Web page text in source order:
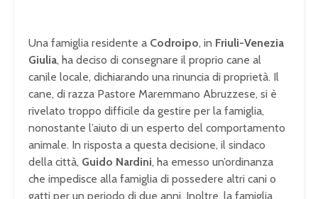
Una famiglia residente a Codroipo, in Friuli-Venezia
Giulia, ha deciso di consegnare il proprio cane al
canile locale, dichiarando una rinuncia di proprietà. Il
cane, di razza Pastore Maremmano Abruzzese, si è
rivelato troppo difficile da gestire per la famiglia,
nonostante l’aiuto di un esperto del comportamento
animale. In risposta a questa decisione, il sindaco
della città, Guido Nardini, ha emesso un’ordinanza
che impedisce alla famiglia di possedere altri cani o
gatti per un periodo di due anni. Inoltre, la famiglia